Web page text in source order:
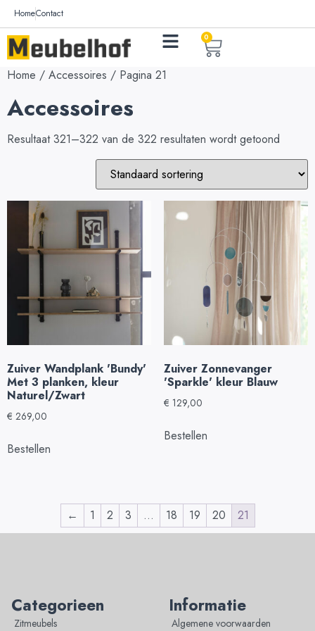
HomeContact
0
Home / Accessoires / Pagina 21
Accessoires
Resultaat 321–322 van de 322 resultaten wordt getoond
Zuiver Wandplank 'Bundy'
Met 3 planken, kleur
Naturel/Zwart
€ 269,00
Bestellen
Zuiver Zonnevanger
'Sparkle' kleur Blauw
€ 129,00
Bestellen
← 1 2 3 … 18 19 20 21
Categorieen
Zitmeubels
Informatie
Algemene voorwaarden